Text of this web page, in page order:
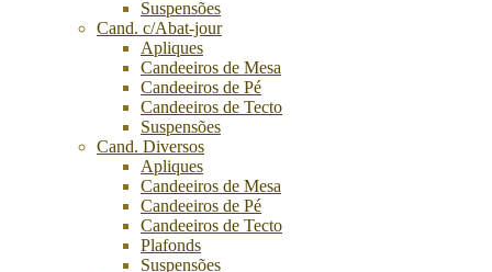
Suspensões
Cand. c/Abat-jour
Apliques
Candeeiros de Mesa
Candeeiros de Pé
Candeeiros de Tecto
Suspensões
Cand. Diversos
Apliques
Candeeiros de Mesa
Candeeiros de Pé
Candeeiros de Tecto
Plafonds
Suspensões